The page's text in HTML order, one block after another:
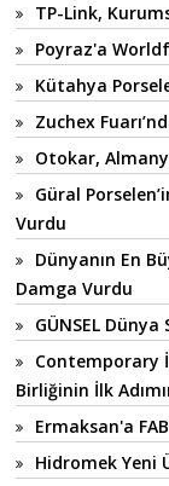
TP-Link,
Poyraz'a
Kütahya
Zuchex
Otokar,
Güral
Vurdu
Dünyanın En
Damga Vurdu
GÜNSEL Dünya
Contemporary
Birliğinin İlk
Ermaksan'a
Hidromek Yeni